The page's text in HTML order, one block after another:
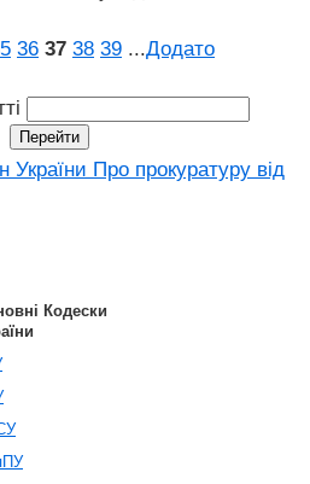
36 37 38 39 ...Додато
України Про прокуратуру від
Кодески